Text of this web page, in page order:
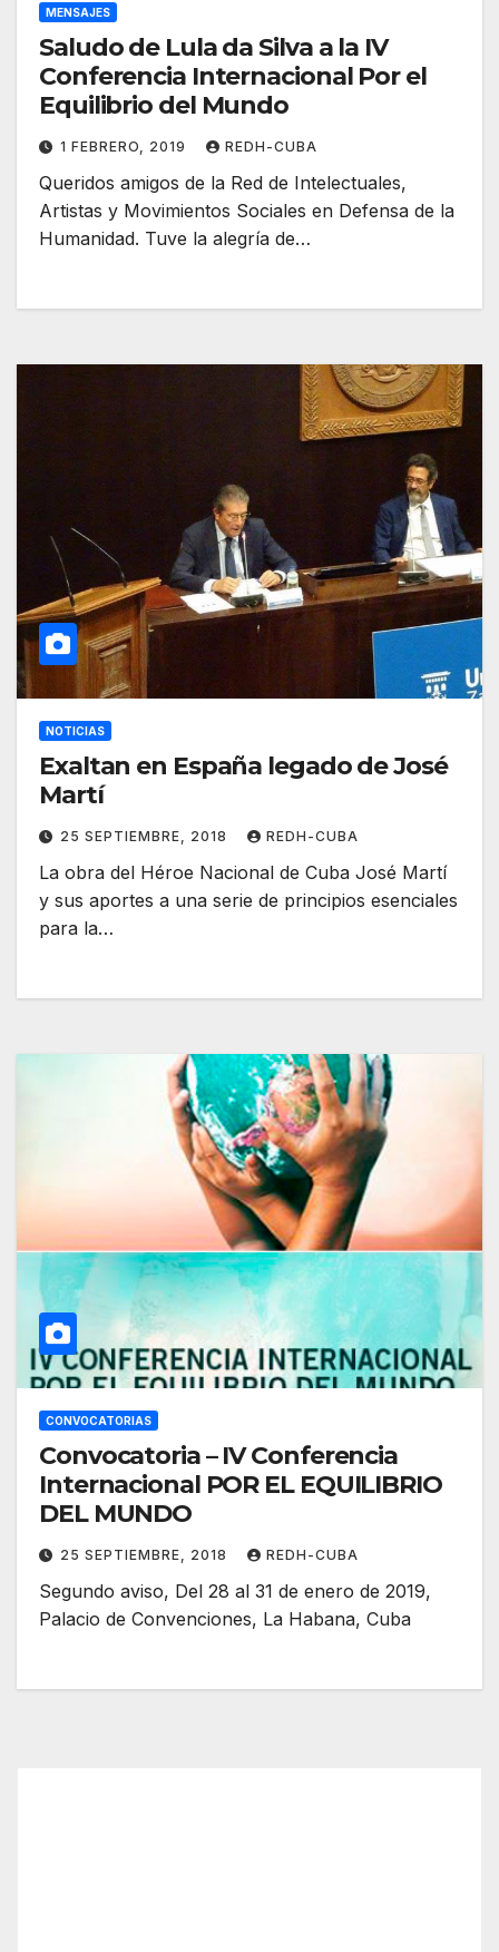
MENSAJES
Saludo de Lula da Silva a la IV
Conferencia Internacional Por el
Equilibrio del Mundo
1 FEBRERO, 2019 REDH-CUBA
Queridos amigos de la Red de Intelectuales,
Artistas y Movimientos Sociales en Defensa de la
Humanidad. Tuve la alegría de…
NOTICIAS
Exaltan en España legado de José
Martí
25 SEPTIEMBRE, 2018 REDH-CUBA
La obra del Héroe Nacional de Cuba José Martí
y sus aportes a una serie de principios esenciales
para la…
CONVOCATORIAS
Convocatoria – IV Conferencia
Internacional POR EL EQUILIBRIO
DEL MUNDO
25 SEPTIEMBRE, 2018 REDH-CUBA
Segundo aviso, Del 28 al 31 de enero de 2019,
Palacio de Convenciones, La Habana, Cuba